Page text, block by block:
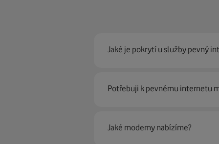
Jaké je pokrytí u služby pevný
Pevný internet můžeme
Potřebuji k pevnému internetu
Ano, potřebujete. Rádi vám ho
Jaké modemy nabízíme?